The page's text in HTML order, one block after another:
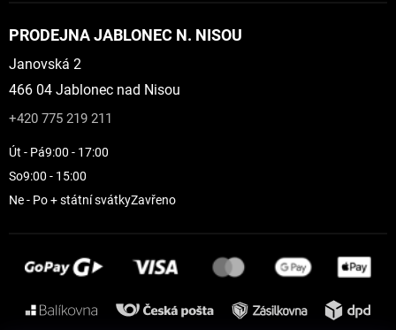
PRODEJNA JABLONEC N. NISOU
Janovská 2
466 04 Jablonec nad Nisou
+420 775 219 211
Út - Pá9:00 - 17:00
So9:00 - 15:00
Ne - Po + státní svátkyZavřeno